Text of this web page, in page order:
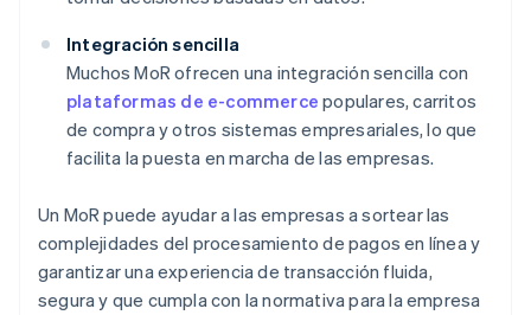
Integración sencilla
Muchos MoR ofrecen una integración sencilla con
plataformas de e-commerce populares, carritos
de compra y otros sistemas empresariales, lo que
facilita la puesta en marcha de las empresas.
Un MoR puede ayudar a las empresas a sortear las
complejidades del procesamiento de pagos en línea y
garantizar una experiencia de transacción fluida,
segura y que cumpla con la normativa para la empresa